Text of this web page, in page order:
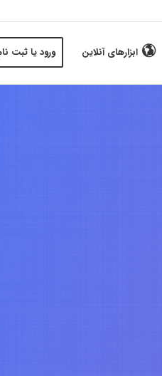
ابزارهای آنلاین ورود یا ثبت